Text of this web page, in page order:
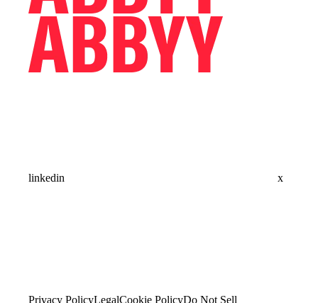
linkedin x
Privacy PolicyLegalCookie PolicyDo Not Sell